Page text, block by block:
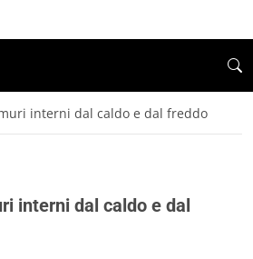
interni dal caldo e dal freddo
interni dal caldo e dal